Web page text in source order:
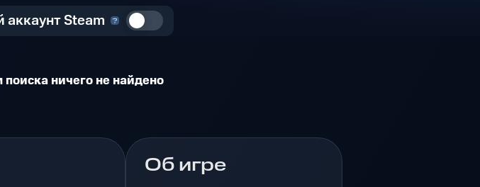
аккаунт Steam
ничего не найдено
Об игре